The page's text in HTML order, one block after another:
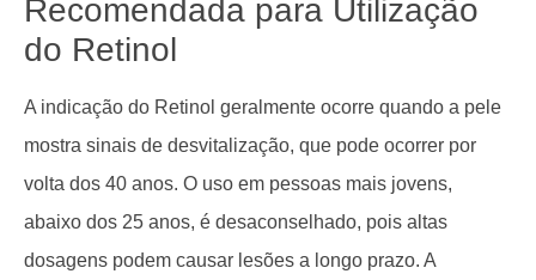
Recomendada para Utilização
do Retinol
A indicação do Retinol geralmente ocorre quando a pele
mostra sinais de desvitalização, que pode ocorrer por
volta dos 40 anos. O uso em pessoas mais jovens,
abaixo dos 25 anos, é desaconselhado, pois altas
dosagens podem causar lesões a longo prazo. A